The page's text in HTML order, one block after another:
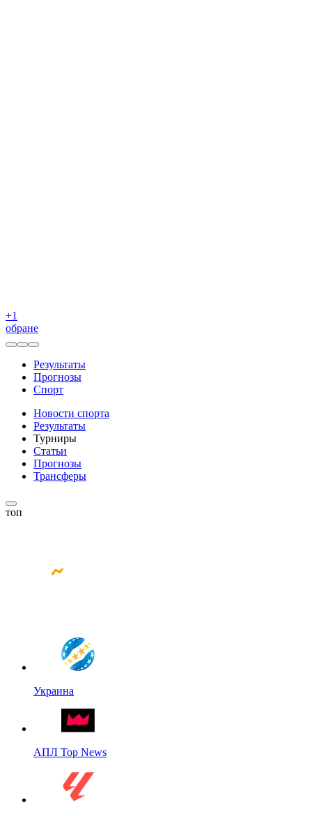
+1
обране
Результаты
Прогнозы
Спорт
Новости спорта
Результаты
Турниры
Статьи
Прогнозы
Трансферы
топ
Украина
АПЛ Top News